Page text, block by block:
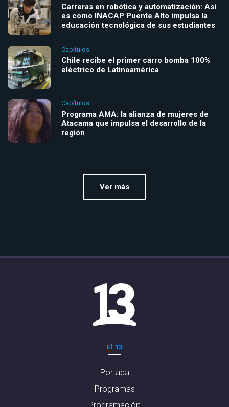
Carreras en robótica y automatización: Así
es como INACAP Puente Alto impulsa la
educación tecnológica de sus estudiantes
Capítulos
Chile recibe el primer carro bomba 100%
eléctrico de Latinoamérica
Capítulos
Programa AMA: la alianza de mujeres de
Atacama que impulsa el desarrollo de la
región
Ver más
El 13
Portada
Programas